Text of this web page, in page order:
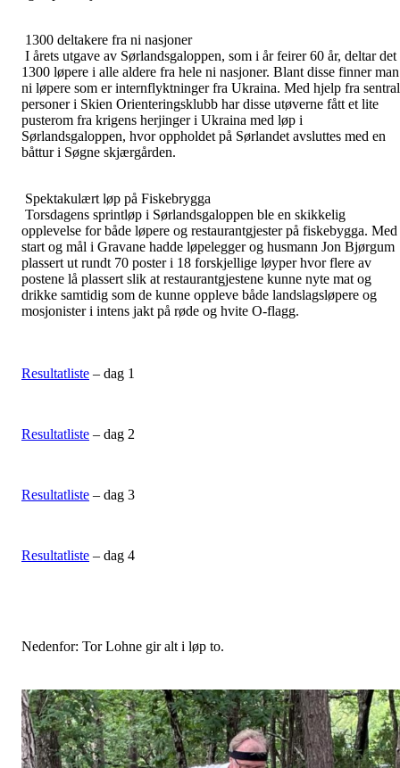
1300 deltakere fra ni nasjoner
I årets utgave av Sørlandsgaloppen, som i år feirer 60 år, deltar det
1300 løpere i alle aldere fra hele ni nasjoner. Blant disse finner man
ni løpere som er internflyktninger fra Ukraina. Med hjelp fra
personer i Skien Orienteringsklubb har disse utøverne fått et lite
pusterom fra krigens herjinger i Ukraina med løp i
Sørlandsgaloppen, hvor oppholdet på Sørlandet avsluttes med en
båttur i Søgne skjærgården.
Spektakulært løp på Fiskebrygga
Torsdagens sprintløp i Sørlandsgaloppen ble en skikkelig
opplevelse for både løpere og restaurantgjester på fiskebygga. Med
start og mål i Gravane hadde løpelegger og husmann Jon Bjørgum
plassert ut rundt 70 poster i 18 forskjellige løyper hvor flere av
postene lå plassert slik at restaurantgjestene kunne nyte mat og
drikke samtidig som de kunne oppleve både landslagsløpere og
mosjonister i intens jakt på røde og hvite O-flagg.
Resultatliste – dag 1
Resultatliste – dag 2
Resultatliste – dag 3
Resultatliste – dag 4
Nedenfor: Tor Lohne gir alt i løp to.